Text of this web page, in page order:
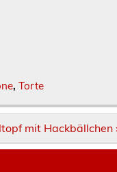
, Torte
mit Hackbällchen